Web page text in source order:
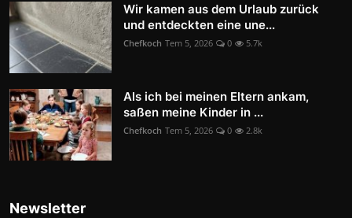
Wir kamen aus dem Urlaub zurück
und entdeckten eine une...
Chefkoch Tem 5, 2026 0 5.7k
Als ich bei meinen Eltern ankam,
saßen meine Kinder in ...
Chefkoch Tem 5, 2026 0 2.8k
Newsletter